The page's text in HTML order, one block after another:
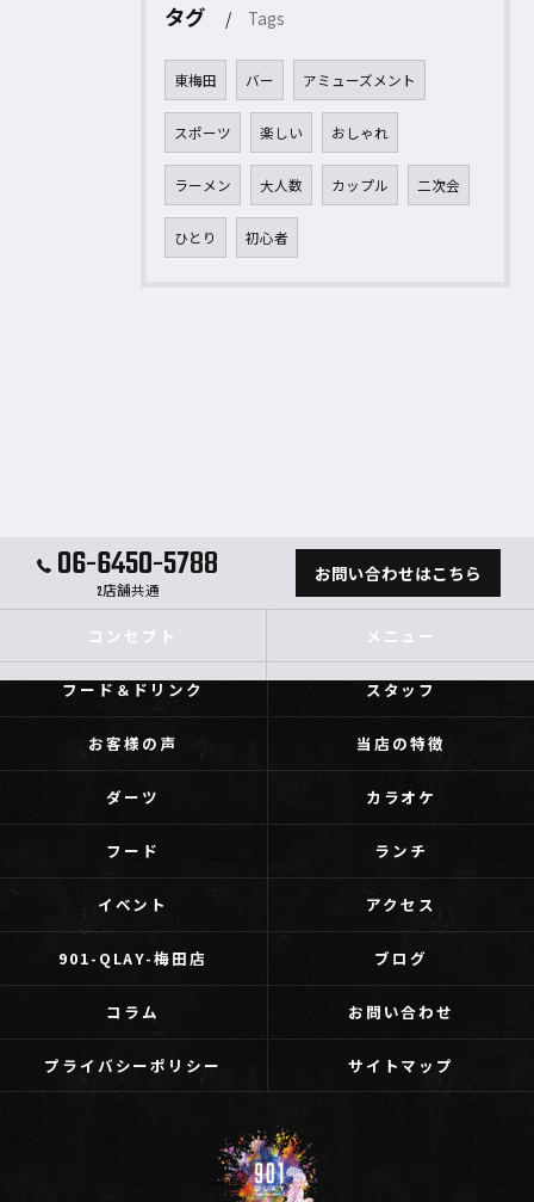
タグ Tags
東梅田 バー アミューズメント
スポーツ 楽しい おしゃれ
ラーメン 大人数 カップル 二次会
ひとり 初心者
06-6450-5788
2店舗共通
お問い合わせはこちら
コンセプト メニュー
フード＆ドリンク スタッフ
お客様の声 当店の特徴
ダーツ カラオケ
フード ランチ
イベント アクセス
901-QLAY-梅田店 ブログ
コラム お問い合わせ
プライバシーポリシー サイトマップ